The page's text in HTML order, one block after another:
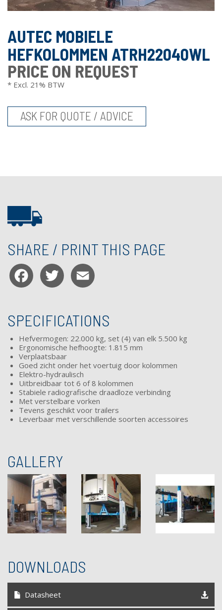
AUTEC MOBIELE
HEFKOLOMMEN ATRH22040WL
PRICE ON REQUEST
* Excl. 21% BTW
ASK FOR QUOTE / ADVICE
SHARE / PRINT THIS PAGE
FacebookTwitter
SPECIFICATIONS
Hefvermogen: 22.000 kg, set (4) van elk 5.500 kg
Ergonomische hefhoogte: 1.815 mm
Verplaatsbaar
Goed zicht onder het voertuig door kolommen
Elektro-hydraulisch
Uitbreidbaar tot 6 of 8 kolommen
Stabiele radiografische draadloze verbinding
Met verstelbare vorken
Tevens geschikt voor trailers
Leverbaar met verschillende soorten accessoires
GALLERY
DOWNLOADS
Datasheet